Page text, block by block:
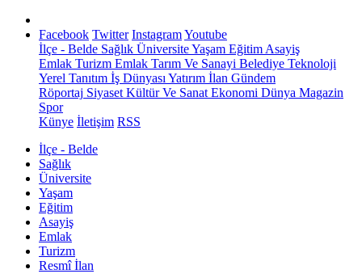
Facebook Twitter InstagramYoutube
İlçe - Belde Sağlık ÜniversiteYaşam Eğitim Asayiş
Emlak Turizm Emlak Tarım Ve Sanayi Belediye Teknoloji
Yerel Tanıtım İş Dünyası Yatırım İlan Gündem
Röportaj Siyaset Kültür Ve Sanat Ekonomi Dünya Magazin
Spor
Künye İletişim RSS
İlçe - Belde
Sağlık
Üniversite
Yaşam
Eğitim
Asayiş
Emlak
Turizm
Resmî İlan